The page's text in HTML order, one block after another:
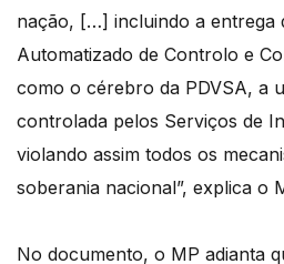
nação, […] incluindo a entrega
Automatizado de Controlo e
como o cérebro da PDVSA, a
controlada pelos Serviços de
violando assim todos os
soberania nacional”, explica o
No documento, o MP adianta